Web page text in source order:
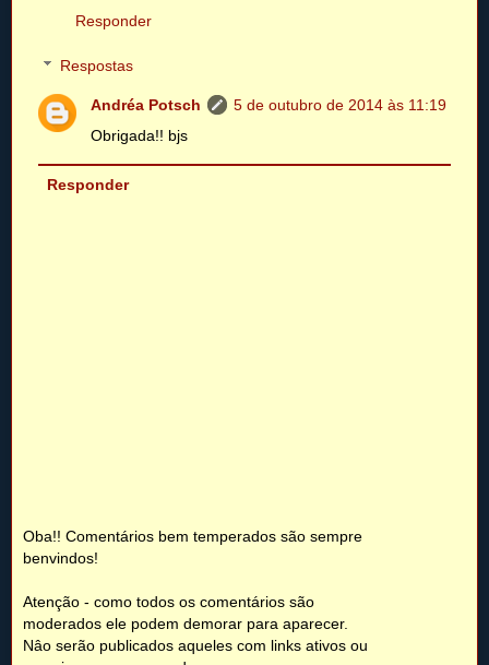
Responder
Respostas
Andréa Potsch
5 de outubro de 2014 às 11:19
Obrigada!! bjs
Responder
Oba!! Comentários bem temperados são sempre
benvindos!
Atenção - como todos os comentários são
moderados ele podem demorar para aparecer.
Nâo serão publicados aqueles com links ativos ou